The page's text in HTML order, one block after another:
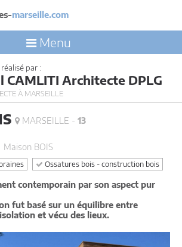
marseille.com
Menu
par :
CAMLITI Architecte DPLG
À MARSEILLE
MARSEILLE - 13
Maison BOIS
Ossatures bois - construction bois
contemporain par son aspect pur
fut basé sur un équilibre entre
et vécu des lieux.